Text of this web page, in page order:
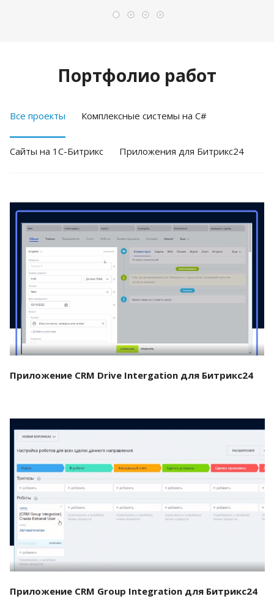
Портфолио работ
Все проекты Комплексные системы на C#
Cайты на 1С-Битрикс Приложения для Битрикс24
Смотреть проект
Приложение CRM Drive Intergation для Битрикс24
Смотреть проект
Приложение CRM Group Integration для Битрикс24